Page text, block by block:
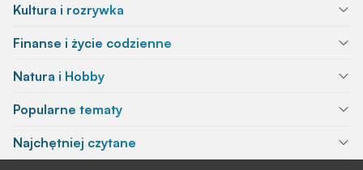
Kultura i rozrywka
Finanse i życie codzienne
Natura i Hobby
Popularne tematy
Najchętniej czytane